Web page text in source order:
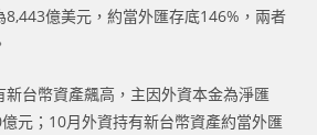
億美元，約當外匯存底146%，兩者
台幣資產飆高，主因外資本金為淨匯
元；10月外資持有新台幣資產約當外匯